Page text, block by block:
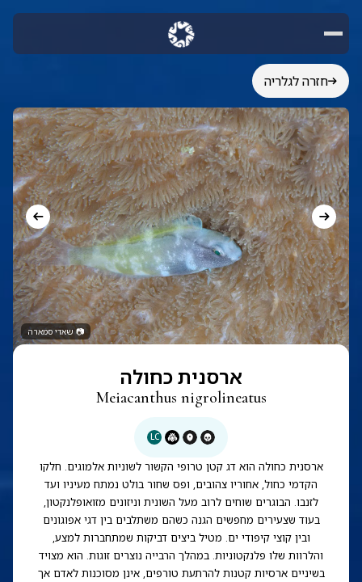
חזרה לגלריה
📷שאדי סמארה
ארסנית כחולה
Meiacanthus nigrolineatus
LC
ארסנית כחולה הוא דג קטן טרופי הקשור לשוניות אלמוגים. חלקו
הקדמי כחול, אחוריו צהובים, ופס שחור בולט נמתח מעיניו ועד
לזנבו. הבוגרים שוחים לרוב מעל השונית וניזונים מזואופלנקטון,
בעוד שצעירים מחפשים הגנה כשהם משתלבים בין דגי אפוגונים
ובין קוצי קיפודי ים. מטיל ביצים דביקות שמתחברות למצע,
והלרוות שלו פלנקטוניות. במהלך הרבייה נוצרים זוגות. הוא מצויד
בשיניים ארסיות קטנות להרתעת טורפים, אינן מסוכנות לאדם אך